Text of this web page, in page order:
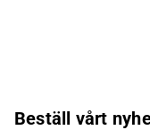
Beställ vårt